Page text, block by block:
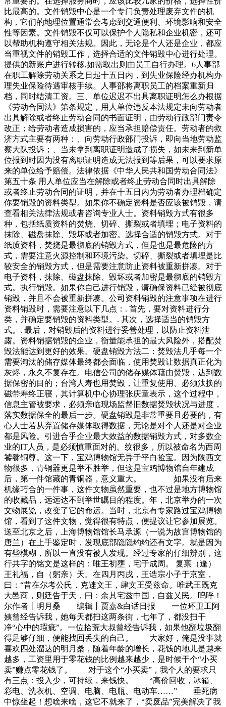
比最高的。文件销毁中心是一个专门负责处理废弃文件的机
构，它们的地理位置通常会考虑到交通便利、环境影响和安全
性等因素。文件销毁不仅可以保护个人隐私和企业机密，还可
以帮助机构遵守相关法规。因此，无论是个人还是企业，都应
当重视文件的销毁工作，选择合适的文件销毁中心进行处理。
提供的新账户进行转移,如需取出则由员工自行办理。6人事部
在职工解除劳动关系之日起十五日内，到失业保险经办机构办
理失业保险待遇审核手续。人事部将离职员工的档案重新归
档，同时结清工资。三、单位迟迟不出具离职证明怎么办根据
《劳动合同法》第条规定，用人单位违反本法规定未向劳动者
出具解除或者终止劳动合同的书面证明，由劳动行政部门责令
改正；给劳动者造成损害的，应当承担赔偿责任。劳动者的救
济方式主要有两种：、向劳动行政部门投诉，即向当地劳动监
察大队投诉；、当未拿到离职证明造成了损失，如未来到新单
位报到时因为没有离职证明造成无法报到等后果，可以要求原
来的单位给予赔偿。法律依据《中华人民共和国劳动合同法》
第五十条 用人单位应当在解除或者终止劳动合同时出具解除
或者终止劳动合同的证明，并在十五日内为劳动者办理档确定
你要销毁的资料类型。如果你不确定资料是否应该被销毁，请
查看相关法律法规或者咨询专业人士。资料销毁方式有很多
种，包括纸质资料的焚烧、切碎、撕裂或者填埋；电子资料的
抹除、磁盘抹除、毁坏或者加密。选择合适的销毁方式。对于
纸质资料，焚烧是最彻底的销毁方式，但是也是最危险的方
式，需要注意火源控制和环境污染。切碎、撕裂或者填埋是比
较安全的销毁方式，但是需要注意防止资料被重新拼凑。对于
电子资料，抹除、磁盘抹除、毁坏或者加密是最彻底的销毁方
式。执行销毁。如果你自己进行销毁，请确保资料已经被彻底
销毁，并且不会被重新拼凑。公司资料销毁的注意事项在进行
资料销毁时，需要注意以下几点：. 首先，要对资料进行分
类，并确定要销毁的资料类型。. 其次，选择适当的销毁方
式。. 最后，对销毁后的资料进行妥善处理，以防止资料泄
露。资料销据销毁的企业，衡量能承担的最大风险外，搭配焚
毁法能达到更好的效果。硬盘销毁方法二：焚毁法几乎每一个
需要淘汰的储存媒体最终都会面临，使用焚毁让数据真正化为
灰烬，永久不复存在。电信公司的储存媒体藉由焚毁，达到数
据保密的目的；台湾人寿也用焚毁，让重复使用、必须汰换的
磁带寿终正寝，其计算机中心协理张庆童表示，这个过程中，
信息主管被要求，必须亲临现场监督旧数据焚毁状况与进度，
落实数据保全的最后一步。硬盘销毁是非常重要且必要的，有
心人士若从弃置储存媒体取得数据，无论是对个人还是对企业
都是风险。引进合乎企业最大效益的数据销毁方式，对多数企
业的IT人员，是必须慎重面对的。纹很多，所以被命名为西周
饕餮铜尊。这一下，宝鸡博物馆无异于平白捡宝。因为陕西文
物很多，青铜器更是举不胜举，但这是宝鸡博物馆自年建成
后，第一件馆藏的青铜器，意义重大。 如果没有后来
机缘巧合的一件事，这件文物虽然重要，也不过是地方博物馆
的收藏品，远远达不到举世瞩目的程度。年，北京举办的一次
文物展览，改变了它的命运。当时，北京有专家路过宝鸡博物
馆，看到了这件文物，觉得很有特点，便提议让它参加展览。
送至北京之后，上海博物馆馆长马承源（一说为故宫博物馆的
唐兰）在上手鉴定时，发现底部隐隐约约还有文字。就是因为
有些模糊，所以一直没有被人发现。经过专家的仔细辨别，这
行共字的铭文是这样的：唯王初壅，宅于成周。 复禀（逢）
王礼福，自（躬亲）天。在四月丙戌，王诰宗小子于京室，
曰：“昔在尔考公氏，克逨文王，肆文王受兹命。唯武王既克
大邑商，则廷告于天，曰：余其宅兹中国，自兹乂民。呜呼！
尔作者丨明月桑 编辑丨贾嘉&白话日报 一位环卫工阿
姨曾经告诉我，她每天都扫这两条街，七年了，都没扫干
净“心中的瑕疵”。一位拾荒大叔曾经告诉我，如果他翻垃圾翻
得足够仔细，便能找回丢失的自己。 大家好，俺是没事就
喜欢四处溜达的明月桑，随着年龄的增长，花钱的地儿是越来
越多，工资里用于零花钱的比例越来越少，是时候干个“小买
卖”赚点零花钱了。 对于这个“小买卖”，我个人的要求只
有三点：投入少，可持续，来钱快。 “高价回收，冰箱、
彩电、洗衣机、空调、电脑、电瓶、电动车……” 垂死病
中惊坐起！想啥来啥，这它不就来了，“卖废品”完美解决了我